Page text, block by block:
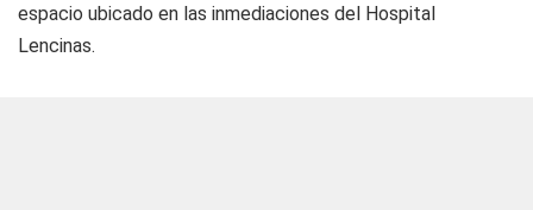
espacio ubicado en las inmediaciones del Hospital
Lencinas.